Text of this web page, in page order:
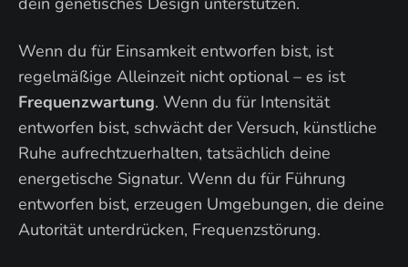
Wenn du für Einsamkeit entworfen bist, ist
regelmäßige Alleinzeit nicht optional – es ist
Frequenzwartung. Wenn du für Intensität
entworfen bist, schwächt der Versuch, künstliche
Ruhe aufrechtzuerhalten, tatsächlich deine
energetische Signatur. Wenn du für Führung
entworfen bist, erzeugen Umgebungen, die deine
Autorität unterdrücken, Frequenzstörung.